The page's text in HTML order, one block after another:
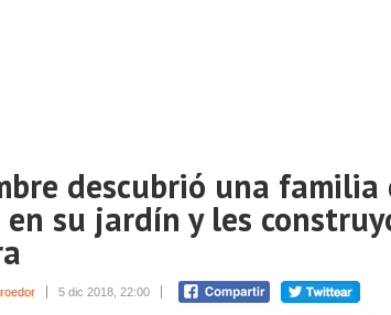
descubrió una familia
su jardín y les
5 dic 2018, 22:00